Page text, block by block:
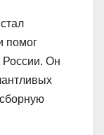
помог
России. Он